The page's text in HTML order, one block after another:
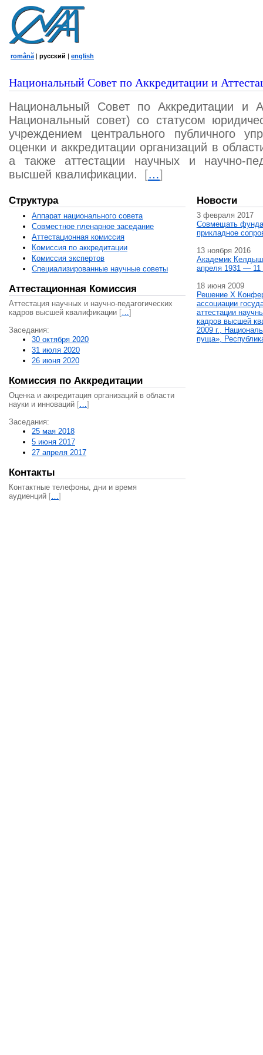
română | русский | english
Национальный Совет по Аккредитации и
Национальный Совет по Аккредитации и
Национальный совет) со статусом
учреждением центрального публичного
оценки и аккредитации организаций в
а также аттестации научных и научно-
высшей квалификации.
[…]
Структура
Аппарат национального совета
Совместное пленарное заседание
Аттестационная комисcия
Комиссия по аккредитации
Комиссия экспертов
Специализированные научные советы
Аттестационная Комиссия
Аттестация научных и научно-педагогических
кадров высшей квалификации […]
Заседания:
30 октября 2020
31 июля 2020
26 июня 2020
Комиссия по Аккредитации
Оценка и аккредитация организаций в области
науки и инноваций […]
Заседания:
25 мая 2018
5 июня 2017
27 апреля 2017
Контакты
Контактные телефоны, дни и время
аудиенций […]
Новости
3 февраля 2017
Совмещать
прикладное
13 ноября 2016
Академик
апреля 1931 — 11
18 июня 2009
Решение X
ассоциации
аттестации
кадров высшей
2009 г.,
пуща»,